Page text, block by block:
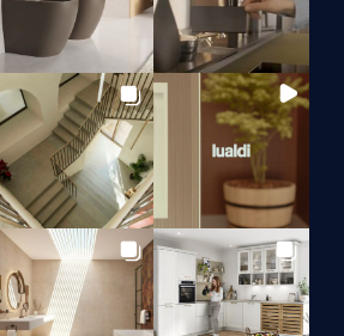
tellement
impressionnés
par le
travail
d’Andrey
et de
Suzanna
que
nous
les
utiliserons
à